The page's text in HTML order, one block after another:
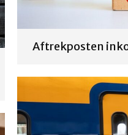
Aftrekposten